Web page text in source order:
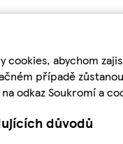
cookies, abychom
případě
odkaz Soukromí a
důvodů